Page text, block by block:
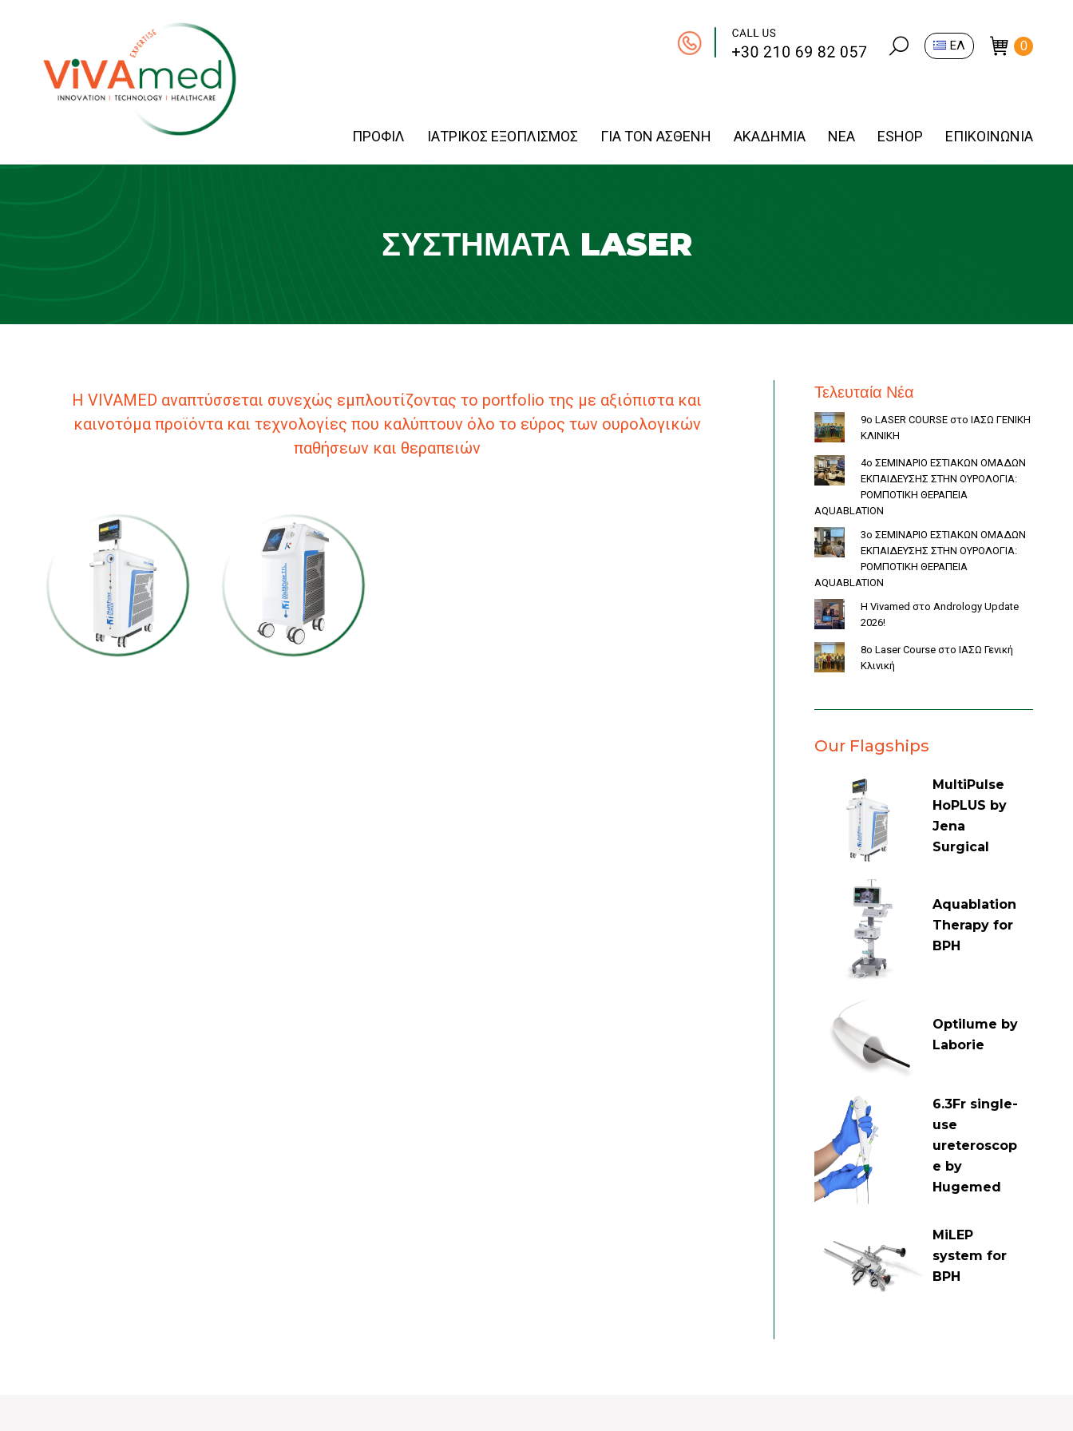
Search: ΕΛ 0
ΠΡΟΦΙΛ ΙΑΤΡΙΚΟΣ ΕΞΟΠΛΙΣΜΟΣ ΓΙΑ ΤΟΝ ΑΣΘΕΝΗ ΑΚΑΔΗΜΙΑ ΝΕΑ ESHOP ΕΠΙΚΟΙΝΩΝΙΑ
ΣΥΣΤΉΜΑΤΑ LASER
Η VIVAMED αναπτύσσεται συνεχώς εμπλουτίζοντας το portfolio της με αξιόπιστα και
καινοτόμα προϊόντα και τεχνολογίες που καλύπτουν όλο το εύρος των ουρολογικών
παθήσεων και θεραπειών
MultiPulse HoPLUS MultiPulse TFL
Τελευταία Νέα
9ο LASER COURSE στο ΙΑΣΩ ΓΕΝΙΚΗ
ΚΛΙΝΙΚΗ
4ο ΣΕΜΙΝΑΡΙΟ ΕΣΤΙΑΚΩΝ ΟΜΑΔΩΝ
ΕΚΠΑΙΔΕΥΣΗΣ ΣΤΗΝ ΟΥΡΟΛΟΓΙΑ:
ΡΟΜΠΟΤΙΚΗ ΘΕΡΑΠΕΙΑ
AQUABLATION
3ο ΣΕΜΙΝΑΡΙΟ ΕΣΤΙΑΚΩΝ ΟΜΑΔΩΝ
ΕΚΠΑΙΔΕΥΣΗΣ ΣΤΗΝ ΟΥΡΟΛΟΓΙΑ:
ΡΟΜΠΟΤΙΚΗ ΘΕΡΑΠΕΙΑ
AQUABLATION
Η Vivamed στο Andrology Update
2026!
8o Laser Course στο ΙΑΣΩ Γενική
Κλινική
Our Flagships
MultiPulse
HoPLUS by
Jena
Surgical
Aquablation
Therapy for
BPH
Optilume by
Laborie
6.3Fr single-
use
ureteroscop
e by
Hugemed
MiLEP
system for
BPH